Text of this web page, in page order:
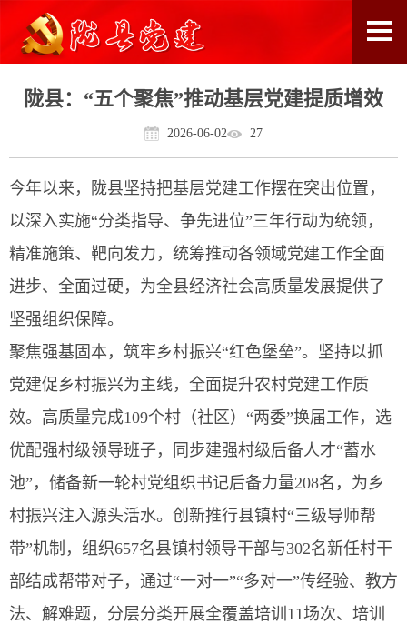
陇县：“五个聚焦”推动基层党建提质增效
2026-06-02 27
今年以来，陇县坚持把基层党建工作摆在突出位置，
以深入实施“分类指导、争先进位”三年行动为统领，
精准施策、靶向发力，统筹推动各领域党建工作全面
进步、全面过硬，为全县经济社会高质量发展提供了
坚强组织保障。
聚焦强基固本，筑牢乡村振兴“红色堡垒”。坚持以抓
党建促乡村振兴为主线，全面提升农村党建工作质
效。高质量完成109个村（社区）“两委”换届工作，选
优配强村级领导班子，同步建强村级后备人才“蓄水
池”，储备新一轮村党组织书记后备力量208名，为乡
村振兴注入源头活水。创新推行县镇村“三级导师帮
带”机制，组织657名县镇村领导干部与302名新任村干
部结成帮带对子，通过“一对一”“多对一”传经验、教方
法、解难题，分层分类开展全覆盖培训11场次、培训